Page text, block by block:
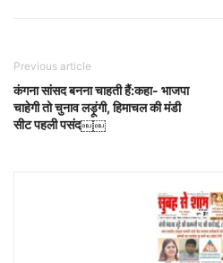
Previous article
कंगना सांसद बनना चाहती हैं:कहा- भाजपा
चाहेगी तो चुनाव लड़ूंगी, हिमाचल की मंडी
सीट पहली पसंद￼￼